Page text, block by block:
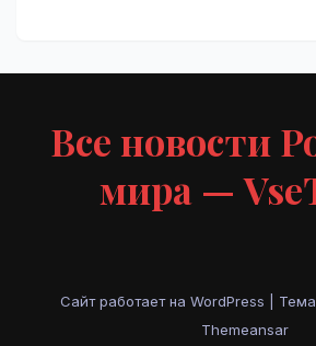
Все новости
мира —
Сайт работает на WordPress
Themeansar